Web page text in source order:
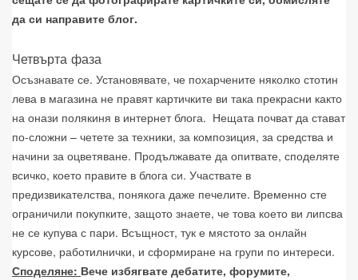
да си направите блог.
Четвърта фаза
Осъзнавате се. Установявате, че похарчените няколко стотин
лева в магазина не правят картичките ви така прекрасни както
на онази полякиня в интернет блога. Нещата почват да стават
по-сложни – четете за техники, за композиция, за средства и
начини за оцветяване. Продължавате да опитвате, споделяте
всичко, което правите в блога си. Участвате в
предизвикателства, понякога даже печелите. Временно сте
ограничили покупките, защото знаете, че това което ви липсва
не се купува с пари. Всъщност, тук е мястото за онлайн
курсове, работилнички, и сформиране на групи по интереси.
Споделяне: Вече избягвате дебатите, форумите,